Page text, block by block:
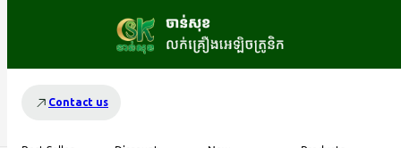
Contact us